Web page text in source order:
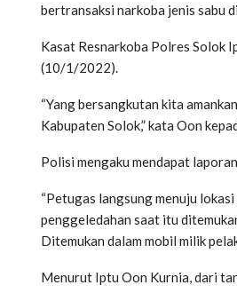
bertransaksi narkoba jenis sabu
Kasat Resnarkoba Polres Solok
(10/1/2022).
“Yang bersangkutan kita
Kabupaten Solok,” kata Oon
Polisi mengaku mendapat
“Petugas langsung menuju
penggeledahan saat itu
Ditemukan dalam mobil milik
Menurut Iptu Oon Kurnia, dari